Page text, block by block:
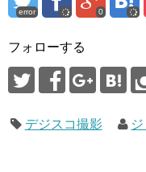
error 0
フォローする
デジスコ撮影